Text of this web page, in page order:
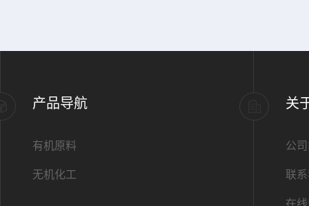
产品导航
有机原料
无机化工
关
公
联
在